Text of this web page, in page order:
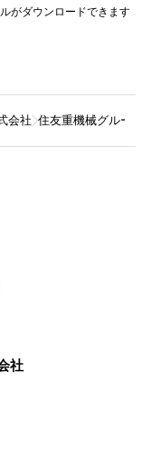
がダウンロードできます
会社 住友重機械グループ
社